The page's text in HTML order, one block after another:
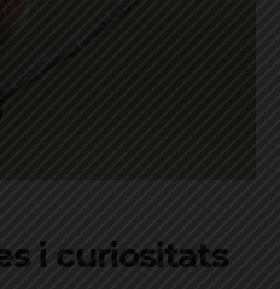
i curiositats